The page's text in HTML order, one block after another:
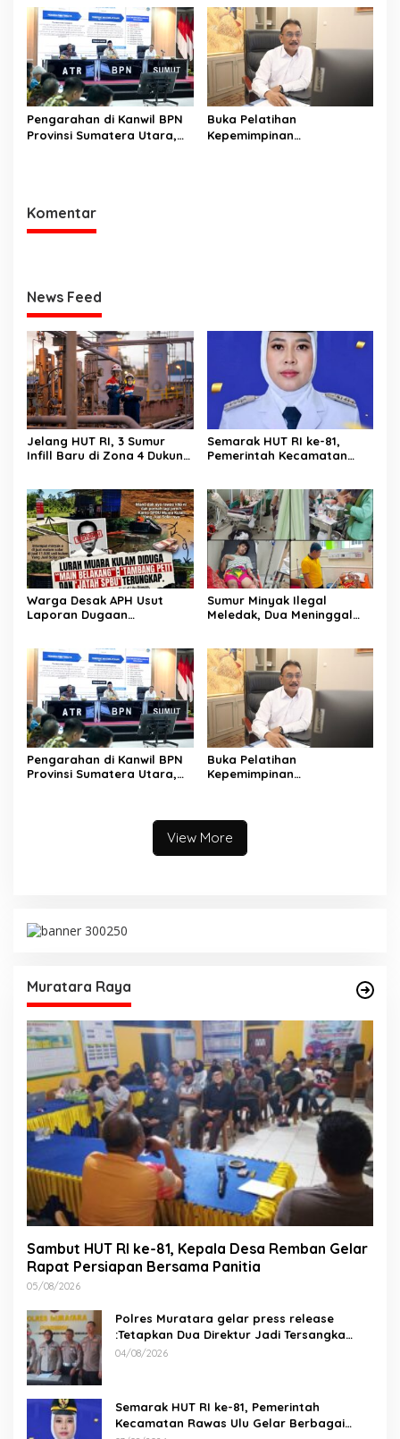
Muara Kulam
Utara Langsung Respon
Cepat
Pengarahan di Kanwil BPN
Provinsi Sumatera Utara,
Buka Pelatihan
Kepemimpinan
Komentar
News Feed
Jelang HUT RI, 3 Sumur
Infill Baru di Zona 4 Dukung
Semarak HUT RI ke-81,
Pemerintah Kecamatan
Warga Desak APH Usut
Laporan Dugaan
Sumur Minyak Ilegal
Meledak, Dua Meninggal
Cepat
Pengarahan di Kanwil BPN
Provinsi Sumatera Utara,
Buka Pelatihan
Kepemimpinan
Hasilkan Kerja Berdampak
bagi Masyarakat
View More
Muratara Raya
Sambut HUT RI ke-81, Kepala Desa Remban Gelar
Rapat Persiapan Bersama Panitia
05/08/2026
Polres Muratara gelar press release
:Tetapkan Dua Direktur Jadi Tersangka
Kecelakaan Maut antara Bus ALS dan
04/08/2026
Semarak HUT RI ke-81, Pemerintah
Kecamatan Rawas Ulu Gelar Berbagai